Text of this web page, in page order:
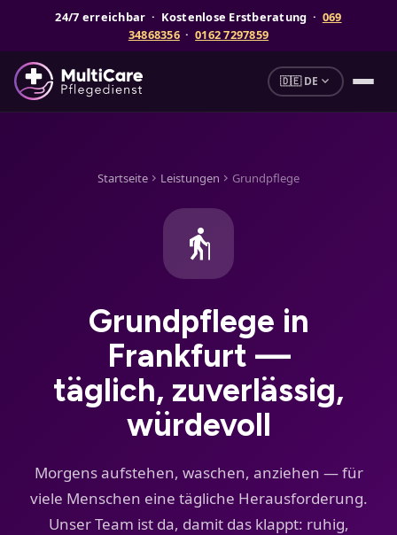
24/7 erreichbar · Kostenlose Erstberatung · 069
34868356·0162 7297859
🇩🇪 DE expand_more
Startseite chevron_right Leistungen chevron_right Grundpflege
elderly
Grundpflege in
Frankfurt —
täglich, zuverlässig,
würdevoll
Morgens aufstehen, waschen, anziehen — für
viele Menschen eine tägliche Herausforderung.
Unser Team ist da, damit das klappt: ruhig,